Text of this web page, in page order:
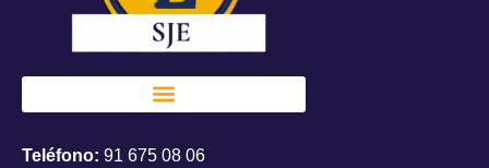
Teléfono: 91 675 08 06